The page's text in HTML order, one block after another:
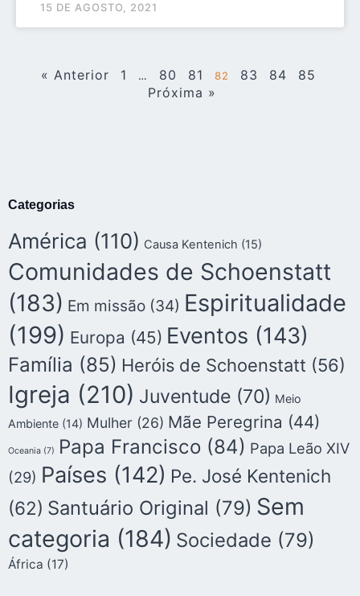
15 DE AGOSTO, 2021
« Anterior 1 … 80 81 82 83 84
85
Próxima »
Categorias
América (110) Causa Kentenich (15)
Comunidades de Schoenstatt
(183) Em missão (34) Espiritualidade
(199) Europa (45) Eventos (143)
Família (85) Heróis de Schoenstatt (56)
Igreja (210) Juventude (70) Meio
Ambiente (14) Mulher (26) Mãe Peregrina (44)
Oceania (7) Papa Francisco (84) Papa Leão XIV
(29) Países (142) Pe. José Kentenich
(62) Santuário Original (79) Sem
categoria (184) Sociedade (79)
África (17)